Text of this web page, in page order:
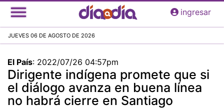
Pasar
al
principal
ingresar
JUEVES 06 DE AGOSTO DE 2026
El País: 2022/07/26 04:57pm
Dirigente indígena promete que si
el diálogo avanza en buena línea
no habrá cierre en Santiago